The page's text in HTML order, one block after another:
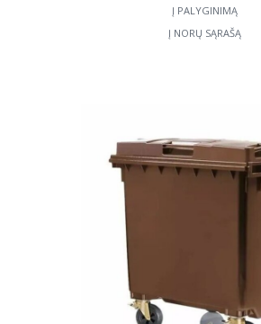
Į PALYGINIMĄ
Į NORŲ SĄRAŠĄ